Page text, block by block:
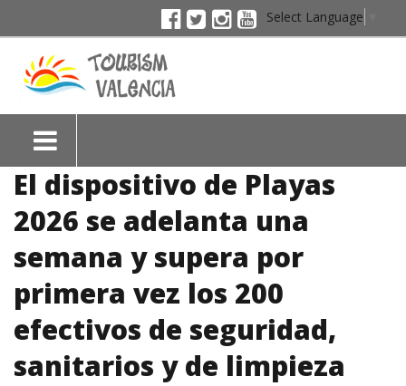
Select Language
El dispositivo de Playas
2026 se adelanta una
semana y supera por
primera vez los 200
efectivos de seguridad,
sanitarios y de limpieza